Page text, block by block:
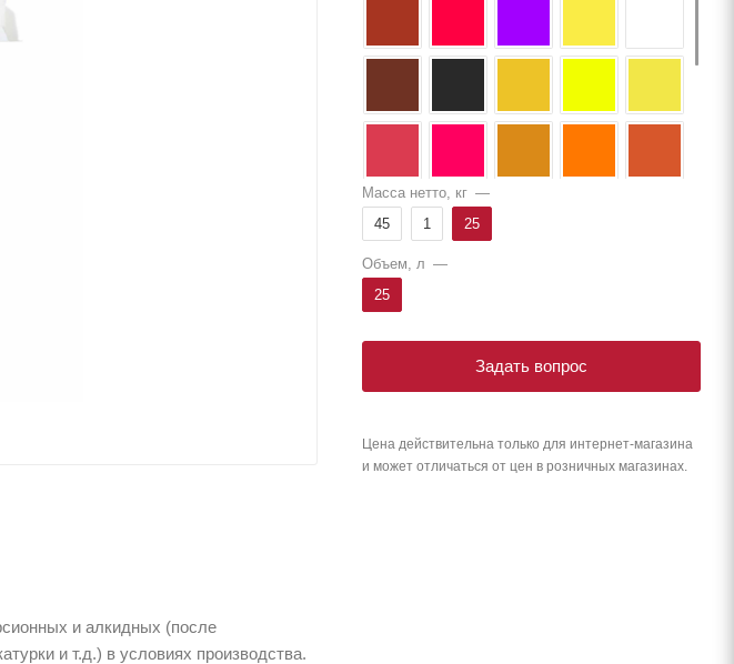
и алкидных (после
и т.д.) в условиях производства.
Масса нетто, кг —
45
1 25
Объем, л —
25
Задать вопрос
Цена действительна только для интернет-магазина
и может отличаться от цен в розничных магазинах.